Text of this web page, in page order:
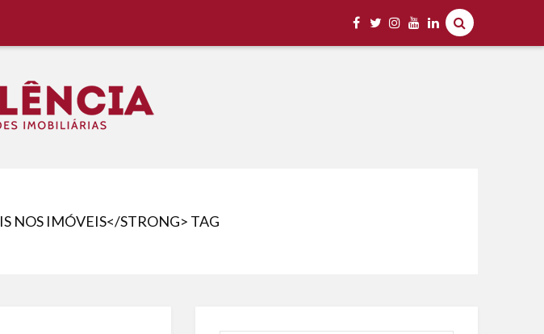
NOS IMÓVEIS</STRONG> TAG